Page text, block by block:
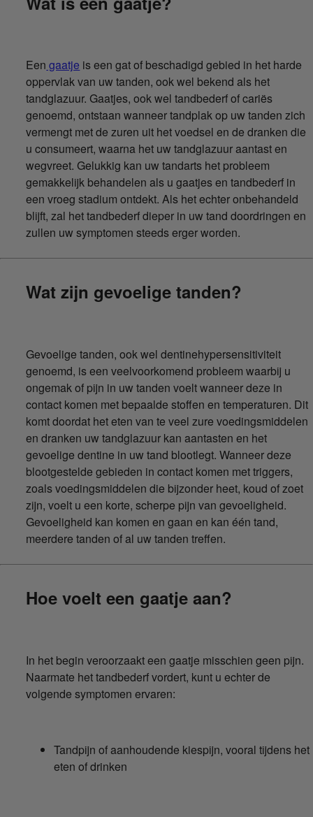
Een gaatje is een gat of beschadigd gebied in het harde
oppervlak van uw tanden, ook wel bekend als het
tandglazuur. Gaatjes, ook wel tandbederf of cariës
genoemd, ontstaan wanneer tandplak op uw tanden zich
vermengt met de zuren uit het voedsel en de dranken die
u consumeert, waarna het uw tandglazuur aantast en
wegvreet. Gelukkig kan uw tandarts het probleem
gemakkelijk behandelen als u gaatjes en tandbederf in
een vroeg stadium ontdekt. Als het echter onbehandeld
blijft, zal het tandbederf dieper in uw tand doordringen en
zullen uw symptomen steeds erger worden.
Wat zijn gevoelige tanden?
Gevoelige tanden, ook wel dentinehypersensitiviteit
genoemd, is een veelvoorkomend probleem waarbij u
ongemak of pijn in uw tanden voelt wanneer deze in
contact komen met bepaalde stoffen en temperaturen. Dit
komt doordat het eten van te veel zure voedingsmiddelen
en dranken uw tandglazuur kan aantasten en het
gevoelige dentine in uw tand blootlegt. Wanneer deze
blootgestelde gebieden in contact komen met triggers,
zoals voedingsmiddelen die bijzonder heet, koud of zoet
zijn, voelt u een korte, scherpe pijn van gevoeligheid.
Gevoeligheid kan komen en gaan en kan één tand,
meerdere tanden of al uw tanden treffen.
Hoe voelt een gaatje aan?
In het begin veroorzaakt een gaatje misschien geen pijn.
Naarmate het tandbederf vordert, kunt u echter de
volgende symptomen ervaren:
Tandpijn of aanhoudende kiespijn, vooral tijdens het
eten of drinken